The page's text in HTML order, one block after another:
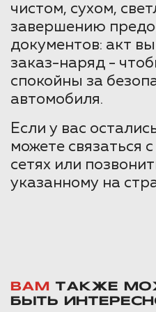
чистом, сухом,
завершению
документов: акт
заказ-наряд -
спокойны за
автомобиля.
Если у вас
можете связаться
сетях или
указанному на
ВАМ
ТАКЖЕ
БЫТЬ